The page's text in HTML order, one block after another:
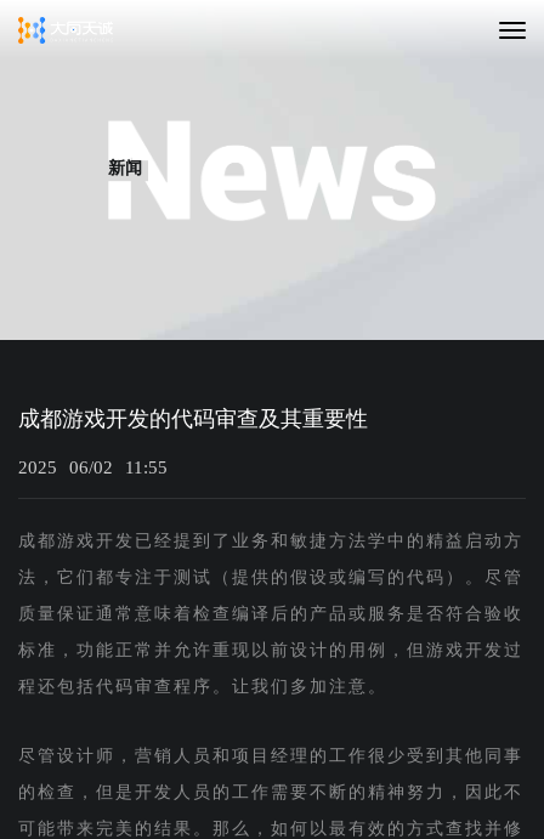
新闻
成都游戏开发的代码审查及其重要性
2025 06/02 11:55
成都游戏开发已经提到了业务和敏捷方法学中的精益启动方
法，它们都专注于测试（提供的假设或编写的代码）。尽管
质量保证通常意味着检查编译后的产品或服务是否符合验收
标准，功能正常并允许重现以前设计的用例，但游戏开发过
程还包括代码审查程序。让我们多加注意。
尽管设计师，营销人员和项目经理的工作很少受到其他同事
的检查，但是开发人员的工作需要不断的精神努力，因此不
可能带来完美的结果。那么，如何以最有效的方式查找并修